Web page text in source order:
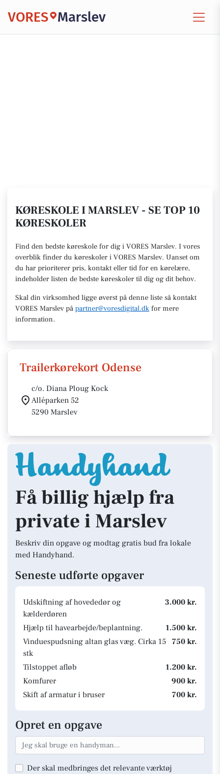
VORES Marslev
KØRESKOLE I MARSLEV - SE TOP 10
KØRESKOLER
Find den bedste køreskole for dig i VORES Marslev. I vores
overblik finder du køreskoler i VORES Marslev. Uanset om
du har prioriterer pris, kontakt eller tid for en kørelære,
indeholder listen de bedste køreskoler til dig og dit behov.
Skal din virksomhed ligge øverst på denne liste så kontakt
VORES Marslev på partner@voresdigital.dk for mere
information.
Trailerkørekort Odense
c/o. Diana Ploug Kock
Alléparken 52
5290 Marslev
Få billig hjælp fra
private i Marslev
Beskriv din opgave og modtag gratis bud fra lokale
med Handyhand.
Seneste udførte opgaver
Udskiftning af hovededør og
kælderdøren
3.000 kr.
Hjælp til havearbejde/beplantning.
1.500 kr.
Vinduespudsning altan glas væg. Cirka 15
stk
750 kr.
Tilstoppet afløb
1.200 kr.
Komfurer
900 kr.
Skift af armatur i bruser
700 kr.
Opret en opgave
Der skal medbringes det relevante værktøj